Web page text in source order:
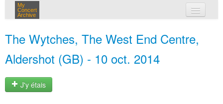
My
Concert
Archive
The Wytches, The West End Centre,
Aldershot (GB) - 10 oct. 2014
J'y étais